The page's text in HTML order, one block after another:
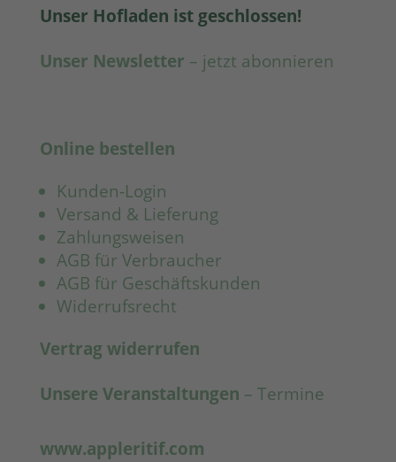
Unser Hofladen ist geschlossen!
Unser Newsletter – jetzt abonnieren
Online bestellen
Kunden-Login
Versand & Lieferung
Zahlungsweisen
AGB für Verbraucher
AGB für Geschäftskunden
Widerrufsrecht
Vertrag widerrufen
Unsere Veranstaltungen – Termine
www.appleritif.com